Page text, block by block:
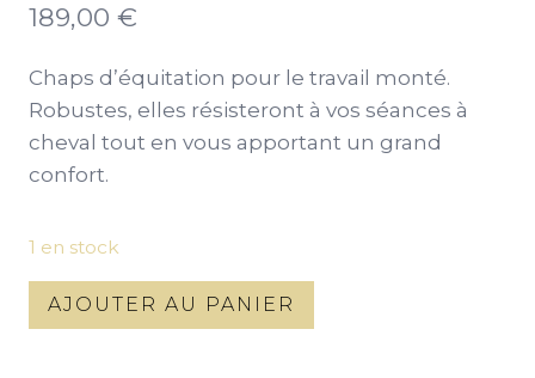
189,00 €
Chaps d’équitation pour le travail monté.
Robustes, elles résisteront à vos séances à
cheval tout en vous apportant un grand
confort.
1 en stock
quantité
de
AJOUTER AU PANIER